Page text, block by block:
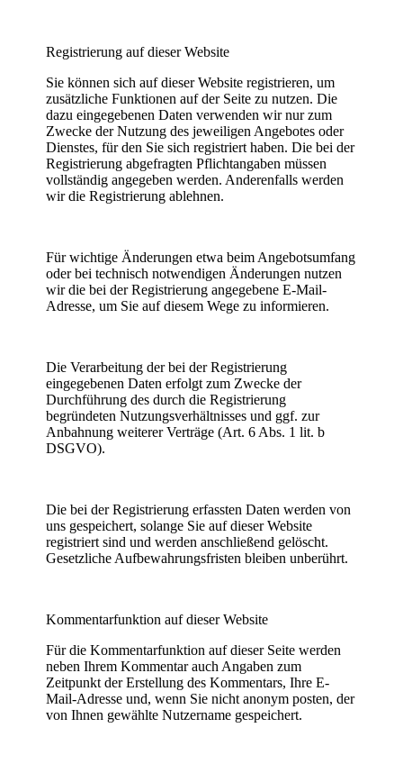
Registrierung auf dieser Website
Sie können sich auf dieser Website registrieren, um
zusätzliche Funktionen auf der Seite zu nutzen. Die
dazu eingegebenen Daten verwenden wir nur zum
Zwecke der Nutzung des jeweiligen Angebotes oder
Dienstes, für den Sie sich registriert haben. Die bei der
Registrierung abgefragten Pflichtangaben müssen
vollständig angegeben werden. Anderenfalls werden
wir die Registrierung ablehnen.
Für wichtige Änderungen etwa beim Angebotsumfang
oder bei technisch notwendigen Änderungen nutzen
wir die bei der Registrierung angegebene E-Mail-
Adresse, um Sie auf diesem Wege zu informieren.
Die Verarbeitung der bei der Registrierung
eingegebenen Daten erfolgt zum Zwecke der
Durchführung des durch die Registrierung
begründeten Nutzungsverhältnisses und ggf. zur
Anbahnung weiterer Verträge (Art. 6 Abs. 1 lit. b
DSGVO).
Die bei der Registrierung erfassten Daten werden von
uns gespeichert, solange Sie auf dieser Website
registriert sind und werden anschließend gelöscht.
Gesetzliche Aufbewahrungsfristen bleiben unberührt.
Kommentarfunktion auf dieser Website
Für die Kommentarfunktion auf dieser Seite werden
neben Ihrem Kommentar auch Angaben zum
Zeitpunkt der Erstellung des Kommentars, Ihre E-
Mail-Adresse und, wenn Sie nicht anonym posten, der
von Ihnen gewählte Nutzername gespeichert.